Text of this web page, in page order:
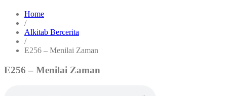
Home
/
Alkitab Bercerita
/
E256 – Menilai Zaman
E256 – Menilai Zaman